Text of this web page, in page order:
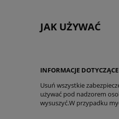
JAK UŻYWAĆ
INFORMACJE
Usuń wszystkie
używać pod nadzorem
wysuszyć.W przypadku